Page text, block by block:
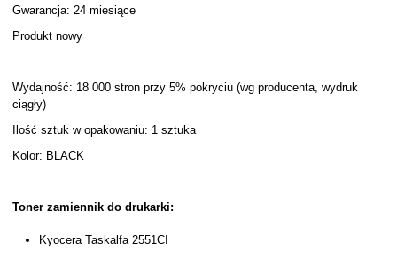
Gwarancja: 24 miesiące
Produkt nowy
Wydajność: 18 000 stron przy 5% pokryciu (wg producenta, wydruk
ciągły)
Ilość sztuk w opakowaniu: 1 sztuka
Kolor: BLACK
Toner zamiennik do drukarki:
Kyocera Taskalfa 2551CI